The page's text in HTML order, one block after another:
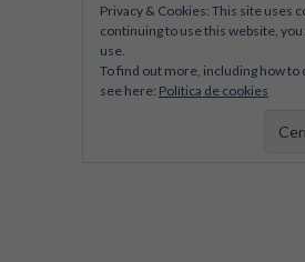
Privacy & Cookies: This site uses
continuing to use this website,
use.
To find out more, including how to
see here: Política de cookies